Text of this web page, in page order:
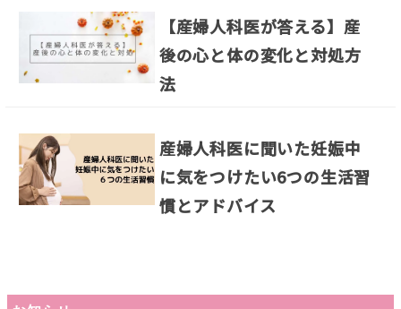
【産婦人科医が答える】産
後の心と体の変化と対処方
法
産婦人科医に聞いた妊娠中
に気をつけたい6つの生活習
慣とアドバイス